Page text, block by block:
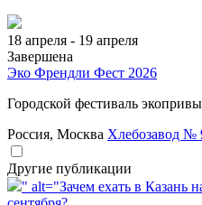
18 апреля - 19 апреля
Завершена
Эко Френдли Фест 2026
Городской фестиваль
Россия, Москва Хлебозавод №
Другие публикации
" alt="Зачем ехать в Казань